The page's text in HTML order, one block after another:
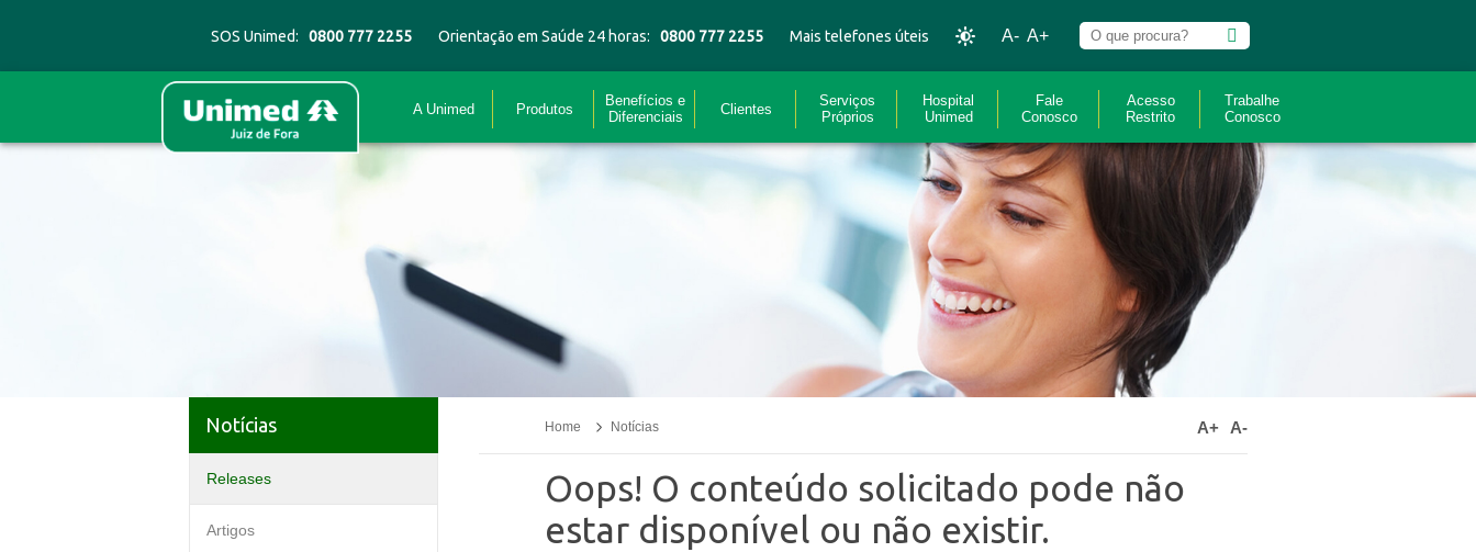
SOS Unimed: 0800 777 2255 Orientação em Saúde 24 horas: 0800 777 2255 Mais telefones úteis A- A+
A Unimed Produtos
Benefícios e
Diferenciais
Clientes
Serviços
Próprios
Hospital
Unimed
Fale
Conosco
Acesso
Restrito
Trabalhe
Conosco
Notícias
Releases
Artigos
Home Notícias A+ A-
Oops! O conteúdo solicitado pode não
estar disponível ou não existir.